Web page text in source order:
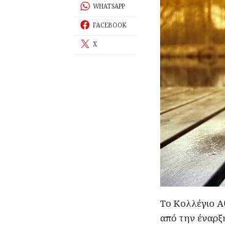
Το Κολλέγιο
από την
WHATSAPP
FACEBOOK
X